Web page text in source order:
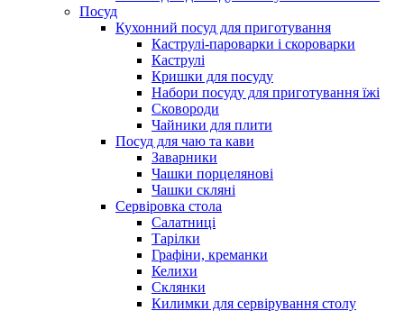
Посуд
Кухонний посуд для приготування
Каструлі-пароварки і скороварки
Каструлі
Кришки для посуду
Набори посуду для приготування їжі
Сковороди
Чайники для плити
Посуд для чаю та кави
Заварники
Чашки порцелянові
Чашки скляні
Сервіровка стола
Салатниці
Тарілки
Графіни, креманки
Келихи
Склянки
Килимки для сервірування столу